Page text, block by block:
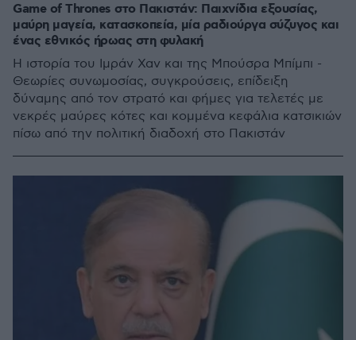
Game of Thrones στο Πακιστάν: Παιχνίδια εξουσίας,
μαύρη μαγεία, κατασκοπεία, μία ραδιούργα σύζυγος και
ένας εθνικός ήρωας στη φυλακή
Η ιστορία του Ιμράν Χαν και της Μπούσρα Μπίμπι -
Θεωρίες συνωμοσίας, συγκρούσεις, επίδειξη
δύναμης από τον στρατό και φήμες για τελετές με
νεκρές μαύρες κότες και κομμένα κεφάλια κατσικιών
πίσω από την πολιτική διαδοχή στο Πακιστάν